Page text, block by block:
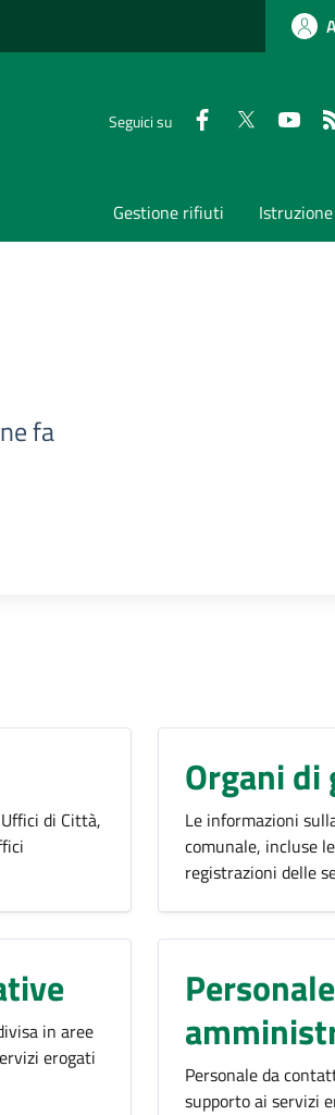
Seguici su Faceboook
Twitter
Gestione rifiuti Istruzione
fa
di Città,
Organi di
Le informazioni
comunale, incluse
registrazioni delle
in aree
erogati
Personale
Personale da
supporto ai servizi